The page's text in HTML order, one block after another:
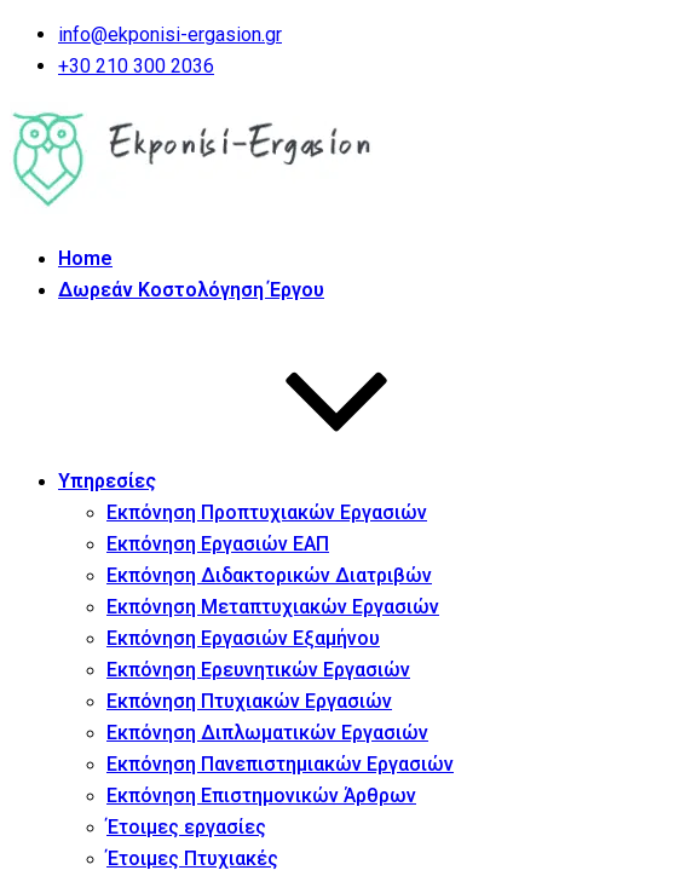
info@ekponisi-ergasion.gr
+30 210 300 2036
Home
Δωρεάν Κοστολόγηση Έργου
Υπηρεσίες
Εκπόνηση Προπτυχιακών Εργασιών
Εκπόνηση Εργασιών ΕΑΠ
Εκπόνηση Διδακτορικών Διατριβών
Εκπόνηση Μεταπτυχιακών Εργασιών
Εκπόνηση Εργασιών Εξαμήνου
Εκπόνηση Ερευνητικών Εργασιών
Εκπόνηση Πτυχιακών Εργασιών
Εκπόνηση Διπλωματικών Εργασιών
Εκπόνηση Πανεπιστημιακών Εργασιών
Εκπόνηση Επιστημονικών Άρθρων
Έτοιμες εργασίες
Έτοιμες Πτυχιακές